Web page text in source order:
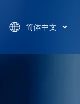
简体中文
Türk dili